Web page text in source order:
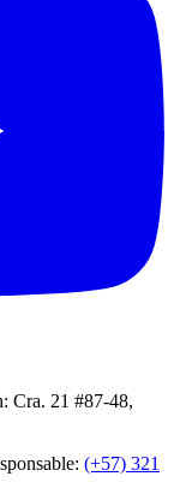
Cra. 21 #87-48,
(+57) 321